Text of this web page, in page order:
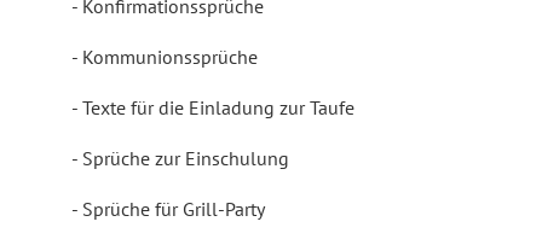
Konfirmationssprüche
Kommunionssprüche
Texte für die Einladung zur Taufe
Sprüche zur Einschulung
Sprüche für Grill-Party